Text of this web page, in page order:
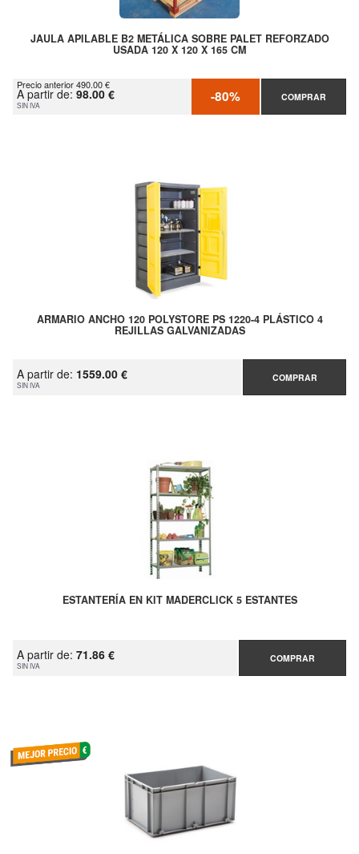
JAULA APILABLE B2 METÁLICA SOBRE PALET REFORZADO
USADA 120 X 120 X 165 CM
Precio anterior 490.00 €
A partir de: 98.00 €
SIN IVA -80% COMPRAR
ARMARIO ANCHO 120 POLYSTORE PS 1220-4 PLÁSTICO 4
REJILLAS GALVANIZADAS
A partir de: 1559.00 €
SIN IVA
COMPRAR
ESTANTERÍA EN KIT MADERCLICK 5 ESTANTES
A partir de: 71.86 €
SIN IVA
COMPRAR